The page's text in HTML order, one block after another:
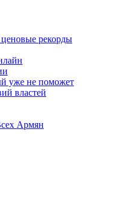
ценовые рекорды
уже не поможет
властей
Армян